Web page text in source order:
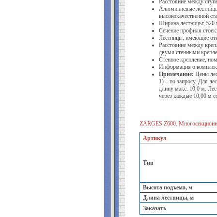
Расстояние между
Алюминиевые
высококачественной
Ширина лестницы:
Сечение профиля
Лестницы, имеющие
Расстояние между
двумя стенными
Стенное крепление,
Информация о
Примечание: Цены
1) – по запросу. Для
длину макс. 10,0 м.
через каждые 10,00 м
ZARGES Z600.
Артикул
Тип
Высота подъема, м
Длина лестницы, м
Заказать